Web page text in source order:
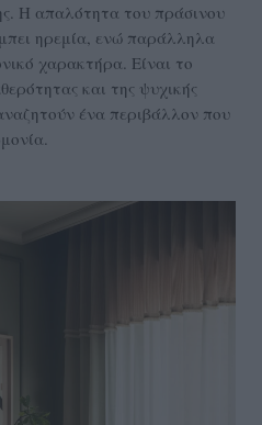
Η απαλότητα του πράσινου
ηρεμία, ενώ παράλληλα
χαρακτήρα. Είναι το
και της ψυχικής
ένα περιβάλλον που